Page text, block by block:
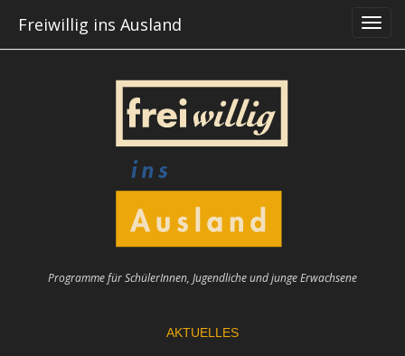
Freiwillig ins Ausland
Programme für SchülerInnen, Jugendliche und junge Erwachsene
AKTUELLES